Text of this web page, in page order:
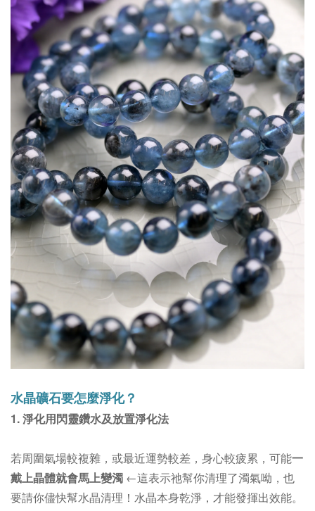
水晶礦石要怎麼淨化？
1. 淨化用閃靈鑽水及放置淨化法
若周圍氣場較複雜，或最近運勢較差，身心較疲累，可能一
戴上晶體就會馬上變濁 ←這表示祂幫你清理了濁氣呦，也
要請你儘快幫水晶清理！ 水晶本身乾淨，才能發揮出效能。